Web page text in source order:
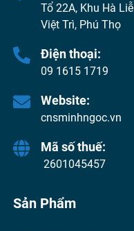
Tổ 22A, Khu Hà
Việt Trì, Phú Thọ
Điện thoại:
09 1615 1719
Website:
cnsminhngoc.vn
Mã số thuế:
2601045457
Sản Phẩm